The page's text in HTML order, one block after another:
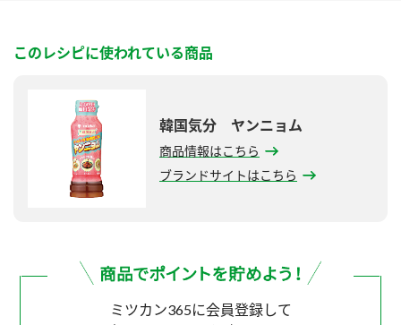
業務用サイト ミツカングループについて
このレシピに使われている商品
韓国気分 ヤンニョム
商品情報はこちら
ブランドサイトはこちら
ミツカン365に会員登録して